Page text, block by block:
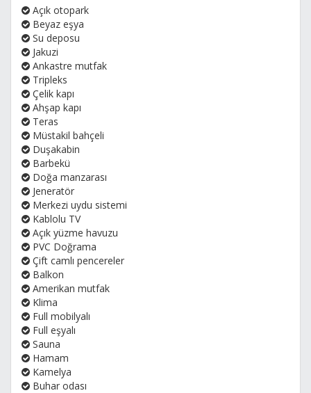
Açık otopark
Beyaz eşya
Su deposu
Jakuzi
Ankastre mutfak
Tripleks
Çelik kapı
Ahşap kapı
Teras
Müstakil bahçeli
Duşakabin
Barbekü
Doğa manzarası
Jeneratör
Merkezi uydu sistemi
Kablolu TV
Açık yüzme havuzu
PVC Doğrama
Çift camlı pencereler
Balkon
Amerikan mutfak
Klima
Full mobilyalı
Full eşyalı
Sauna
Hamam
Kamelya
Buhar odası